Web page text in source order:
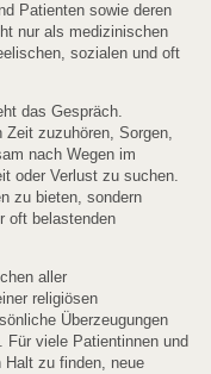
Patienten sowie deren
nur als medizinischen
sozialen und oft
das Gespräch.
Zeit zuzuhören, Sorgen,
nach Wegen im
oder Verlust zu suchen.
zu bieten, sondern
oft belastenden
aller
religiösen
Überzeugungen
viele Patientinnen und
Halt zu finden, neue